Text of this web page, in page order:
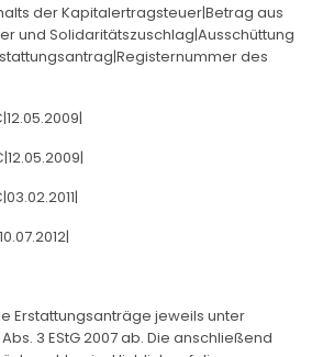
der Kapitalertragsteuer|Betrag aus
und Solidaritätszuschlag|Ausschüttung
des
Erstattungsanträge jeweils unter
3 EStG 2007 ab. Die anschließend